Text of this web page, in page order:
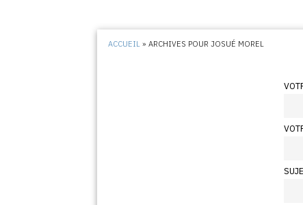
ACCUEIL »ARCHIVES POUR JOSUÉ MOREL